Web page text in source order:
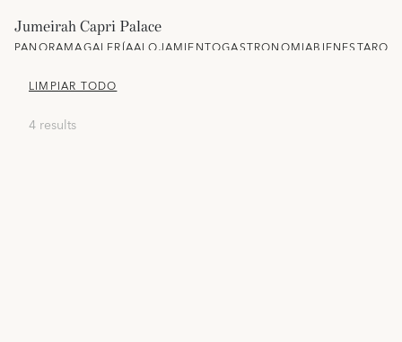
Jumeirah Capri Palace
PANORAMAGALERÍAALOJAMIENTOGASTRONOMIABIENESTAR
LIMPIAR TODO
4 results